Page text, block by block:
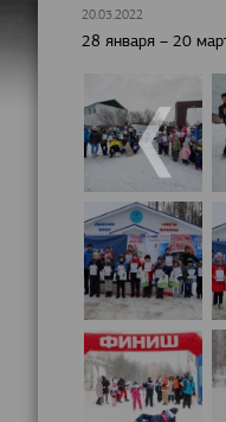
20.03.2022
28 января – 20